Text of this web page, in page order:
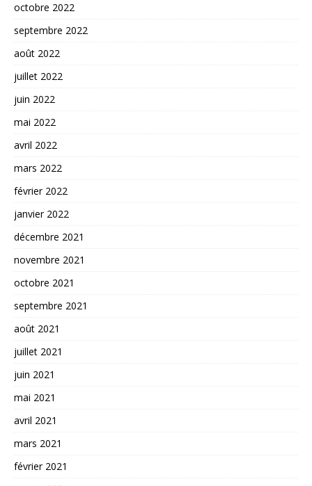
octobre 2022
septembre 2022
août 2022
juillet 2022
juin 2022
mai 2022
avril 2022
mars 2022
février 2022
janvier 2022
décembre 2021
novembre 2021
octobre 2021
septembre 2021
août 2021
juillet 2021
juin 2021
mai 2021
avril 2021
mars 2021
février 2021